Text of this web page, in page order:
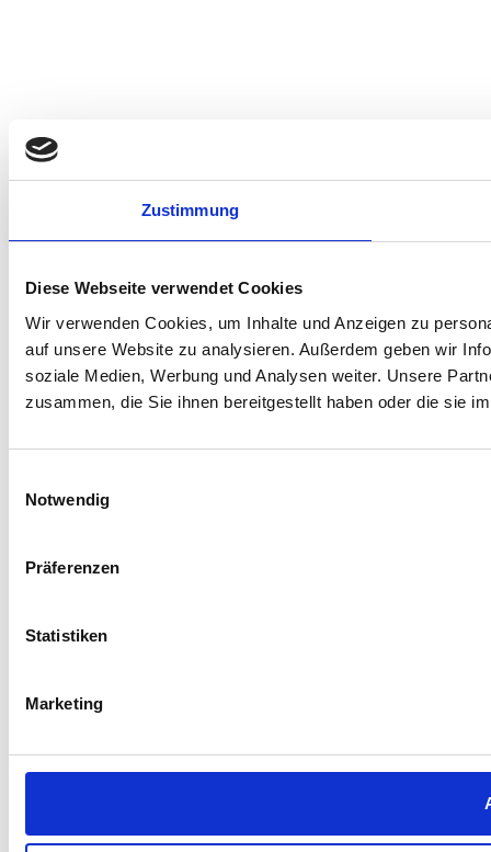
Zustimmung
Diese Webseite verwendet Cookies
Wir verwenden Cookies, um Inhalte und Anzeigen zu
auf unsere Website zu analysieren. Außerdem geben wir
soziale Medien, Werbung und Analysen weiter. Unsere
zusammen, die Sie ihnen bereitgestellt haben oder die sie
Notwendig
Präferenzen
Statistiken
Marketing